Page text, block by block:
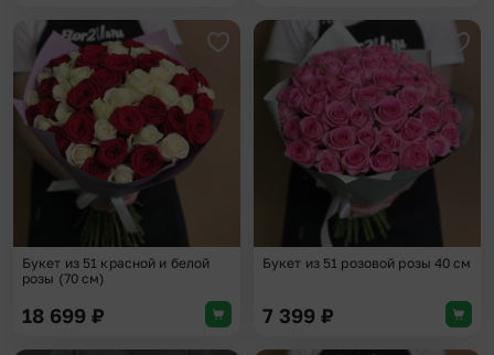
Добавить в избранное
Букет из 51 красной и белой
розы (70 см)
18 699 ₽
Букет из 51 розовой розы 40 см
7 399 ₽